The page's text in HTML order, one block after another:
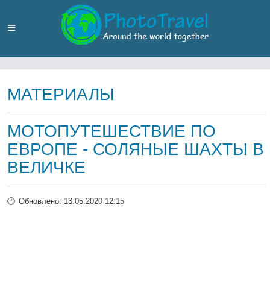
МАТЕРИАЛЫ
МОТОПУТЕШЕСТВИЕ ПО
ЕВРОПЕ - СОЛЯНЫЕ ШАХТЫ В
ВЕЛИЧКЕ
Обновлено: 13.05.2020 12:15